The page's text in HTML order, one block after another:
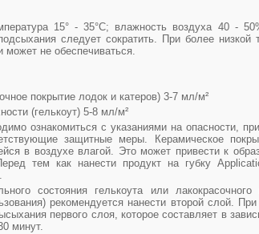
15° - 35°C; влажность воздуха 40 -
следует сократить. При более низкой
может не обеспечиваться.
покрытие лодок и катеров) 3-7 мл/м²
(гелькоут) 5-8 мл/м²
ознакомиться с указаниями на опасности,
защитные меры. Керамическое
в воздухе влагой. Это может привести к
тем как нанести продукт на губку
состояния гелькоута или лакокрасочного
рекомендуется нанести второй слой.
первого слоя, которое составляет в
минут.